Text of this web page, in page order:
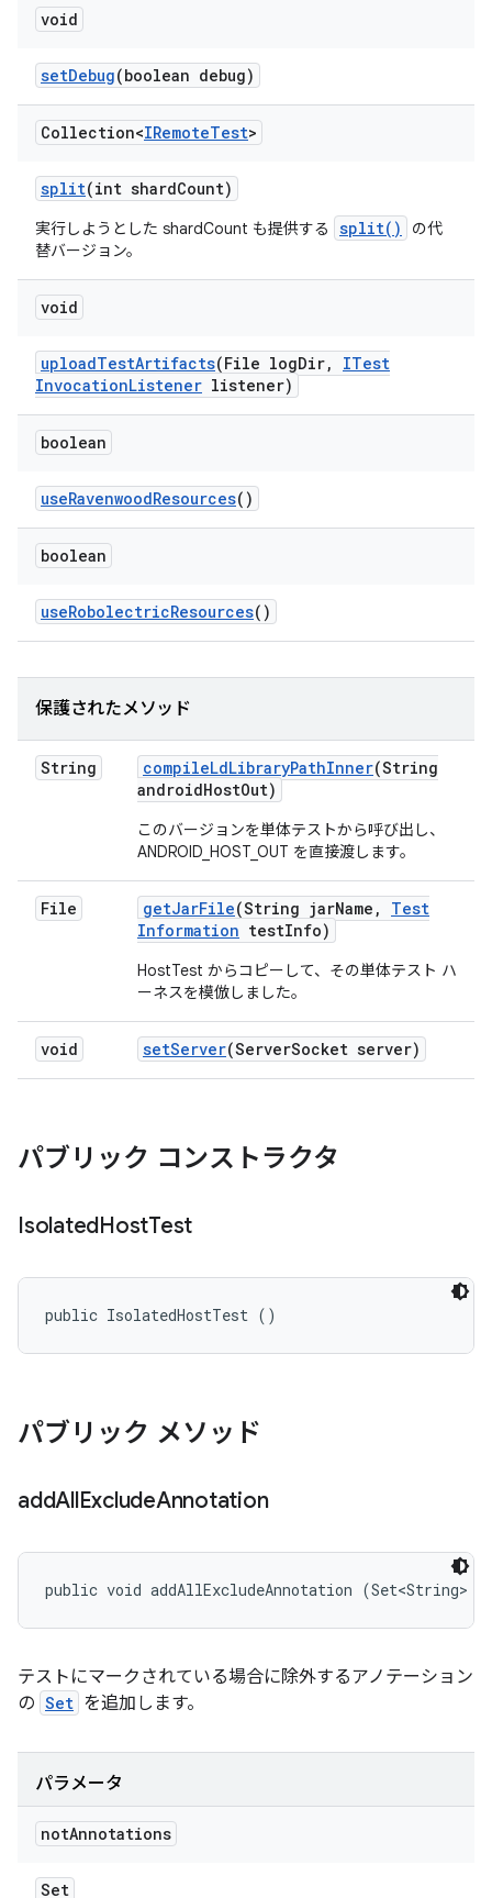
void
setDebug(boolean debug)
Collection<IRemoteTest>
split(int shardCount)
実行しようとした shardCount も提供する split()
の代
替バージョン。
void
uploadTestArtifacts(File logDir,
ITest
InvocationListener listener)
boolean
useRavenwoodResources()
boolean
useRobolectricResources()
保護されたメソッド
String compileLdLibraryPathInner(String
androidHostOut)
このバージョンを単体テストから呼び出し、
ANDROID_HOST_OUT を直接渡します。
File getJarFile(String jarName ,
Test
Information testInfo)
HostTest からコピーして、その単体テスト ハ
ーネスを模倣しました。
void setServer(ServerSocket server)
パブリック コンストラクタ
IsolatedHostTest
public IsolatedHostTest ()
パブリック メソッド
addAllExcludeAnnotation
public void addAllExcludeAnnotation (Set<String>
テストにマークされている場合に除外するアノテーション
の Set を追加します。
パラメータ
notAnnotations
Set